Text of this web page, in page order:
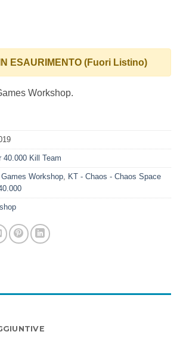
ESAURIMENTO (Fuori Listino)
Workshop.
40.000 Kill Team
Games Workshop
KT - Chaos - Chaos Space